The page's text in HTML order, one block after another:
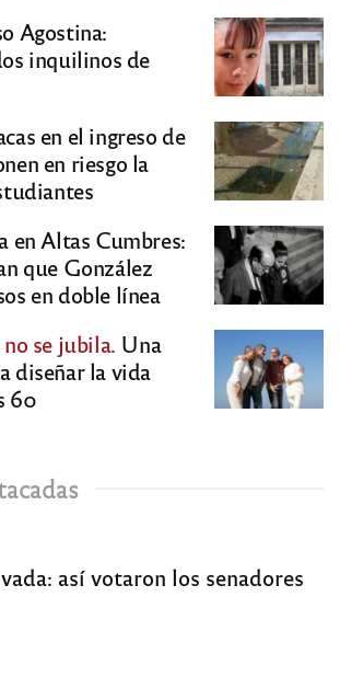
Agostina:
inquilinos de
en el ingreso de
en riesgo la
en Altas Cumbres:
que González
en doble línea
se jubila. Una
diseñar la vida
60
así votaron los senadores